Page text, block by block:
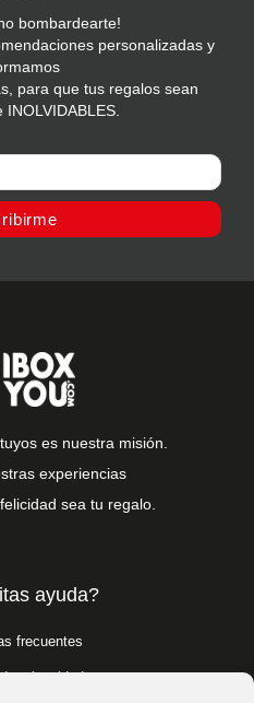
bombardearte!
personalizadas y
para que tus regalos sean
es nuestra misión.
experiencias
sea tu regalo.
ayuda?
frecuentes
privacidad